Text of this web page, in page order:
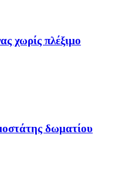
χωρίς πλέξιμο
δωματίου